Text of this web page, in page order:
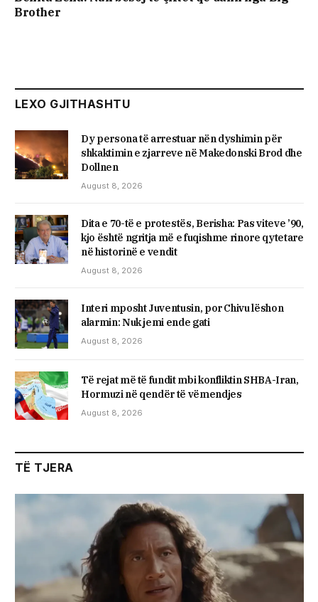
Brother
LEXO GJITHASHTU
Dy persona të arrestuar nën dyshimin për
shkaktimin e zjarreve në Makedonski Brod dhe
Dollnen
August 8, 2026
Dita e 70-të e protestës, Berisha: Pas viteve ’90,
kjo është ngritja më e fuqishme rinore qytetare
në historinë e vendit
August 8, 2026
Interi mposht Juventusin, por Chivu lëshon
alarmin: Nuk jemi ende gati
August 8, 2026
Të rejat më të fundit mbi konfliktin SHBA-Iran,
Hormuzi në qendër të vëmendjes
August 8, 2026
TË TJERA